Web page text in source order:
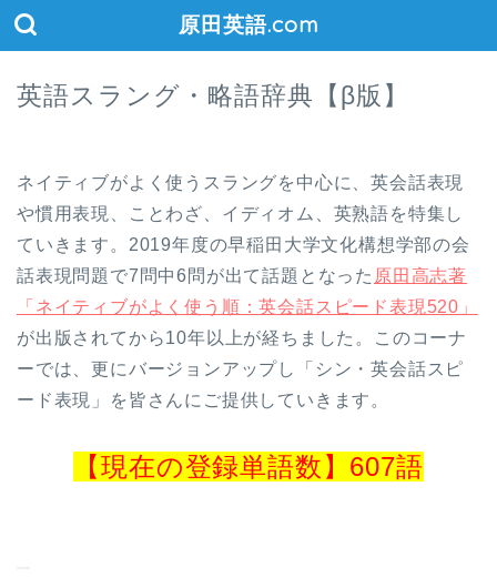
原田英語.com
英語スラング・略語辞典【β版】
ネイティブがよく使うスラングを中心に、英会話表現
や慣用表現、ことわざ、イディオム、英熟語を特集し
ていきます。2019年度の早稲田大学文化構想学部の会
話表現問題で7問中6問が出て話題となった 原田高志著
「ネイティブがよく使う順：英会話スピード表現520」
が出版されてから10年以上が経ちました。このコーナ
ーでは、更にバージョンアップし「シン・英会話スピ
ード表現」を皆さんにご提供していきます。
【現在の登録単語数】607語